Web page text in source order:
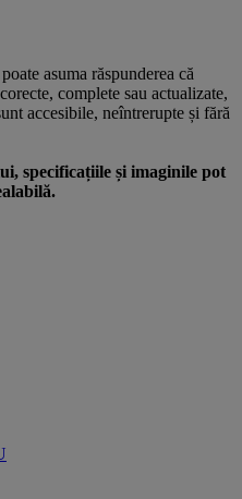
asuma răspunderea că
complete sau actualizate,
accesibile, neîntrerupte și fără
specificațiile și imaginile pot